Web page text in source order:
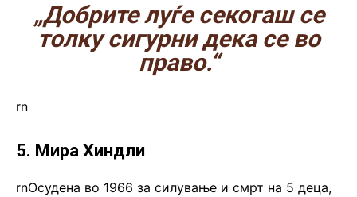
„Добрите луѓе секогаш се
толку сигурни дека се во
право.“
rn
5. Мира Хиндли
rnОсудена во 1966 за силување и смрт на 5 деца,